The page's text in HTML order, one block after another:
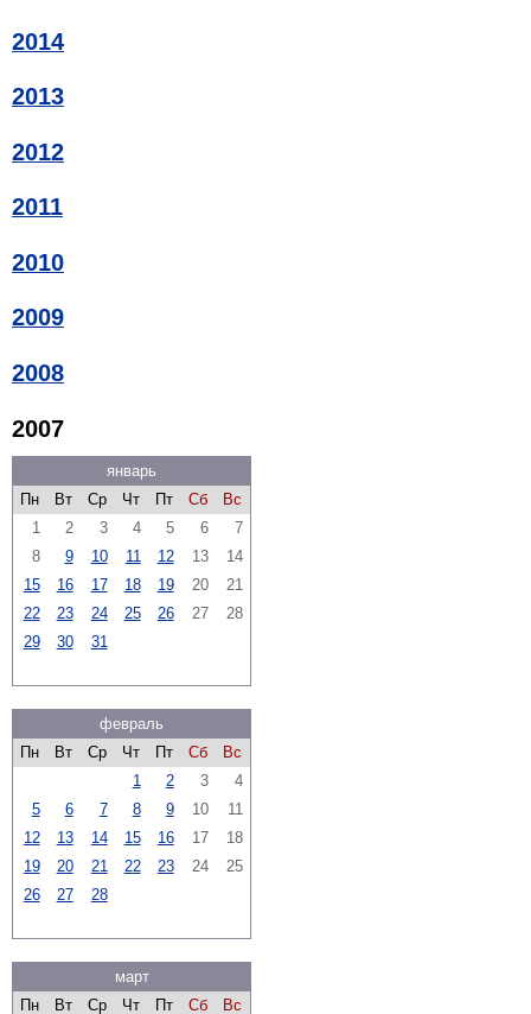
2014
2013
2012
2011
2010
2009
2008
2007
январь
Пн
Вт Ср Чт Пт Сб
Вс
1
2 3 4 5 6
7
8
9 10 11 12 13
14
15
16 17 18 19 20
21
22
23 24 25 26 27
28
29
30 31
февраль
Пн
Вт Ср Чт Пт Сб
Вс
1
2 3
4
5
6 7 8 9 10
11
12
13 14 15 16 17
18
19
20 21 22 23 24
25
26
27 28
март
Пн
Вт Ср Чт Пт Сб Вс